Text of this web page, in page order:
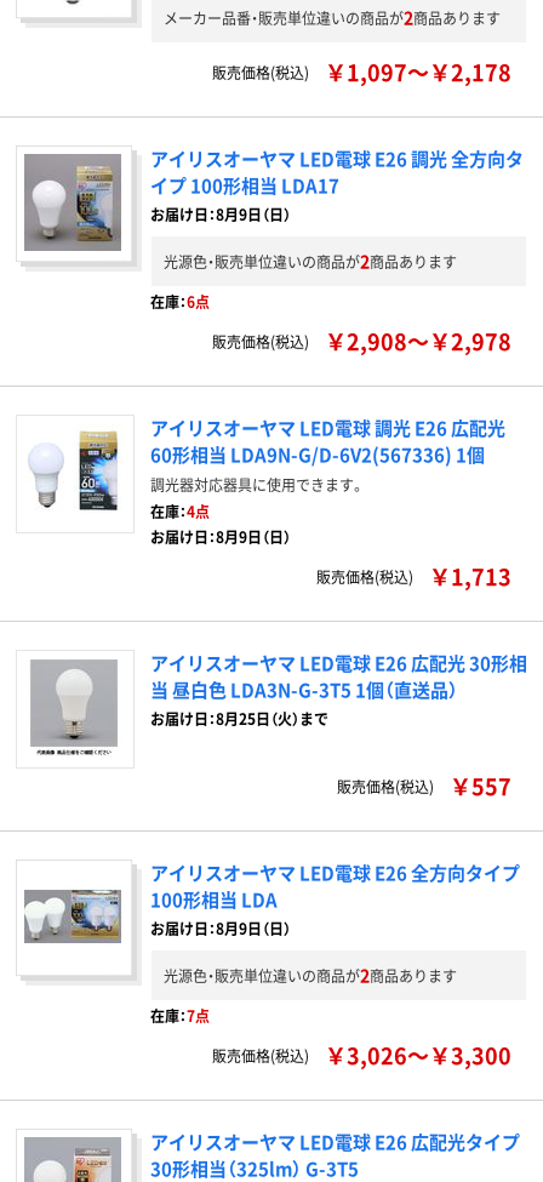
メーカー品番・販売単位違いの商品が2商品あります
販売価格(税込) ￥1,097～￥2,178
アイリスオーヤマ LED電球 E26 調光 全方向タ
イプ 100形相当 LDA17
お届け日：8月9日（日）
光源色・販売単位違いの商品が2商品あります
在庫：6点
販売価格(税込)
￥2,908～￥2,978
アイリスオーヤマ LED電球 調光 E26 広配光
60形相当 LDA9N-G/D-6V2(567336) 1個
調光器対応器具に使用できます。
在庫：4点
お届け日：8月9日（日）
販売価格(税込)
￥1,713
アイリスオーヤマ LED電球 E26 広配光 30形相
当 昼白色 LDA3N-G-3T5 1個（直送品）
お届け日：8月25日（火）まで
販売価格(税込) ￥557
アイリスオーヤマ LED電球 E26 全方向タイプ
100形相当 LDA
お届け日：8月9日（日）
光源色・販売単位違いの商品が2商品あります
在庫：7点
販売価格(税込)
￥3,026～￥3,300
アイリスオーヤマ LED電球 E26 広配光タイプ
30形相当（325lm） G-3T5